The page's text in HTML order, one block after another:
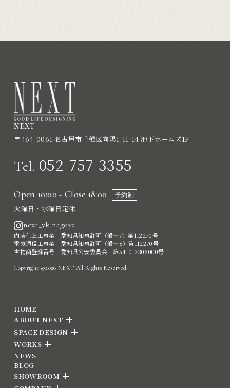
NEXT
〒464-0061 名古屋市千種区向陽1-11-14 池下ホームズ1F
Tel. 052-757-3355
Open 10:00 - Close 18:00 予約制
火曜日・水曜日定休
next_yk.nagoya
内装仕上工事業 愛知県知事許可（般―7）第112270号
電気通信工事業 愛知県知事許可（般―8）第112270号
古物商登録番号 愛知県公安委員会 第541012306000号
Copyright ©2026 NEXT All Rights Reserved.
HOME
ABOUT NEXT
SPACE DESIGN
WORKS
NEWS
BLOG
SHOWROOM